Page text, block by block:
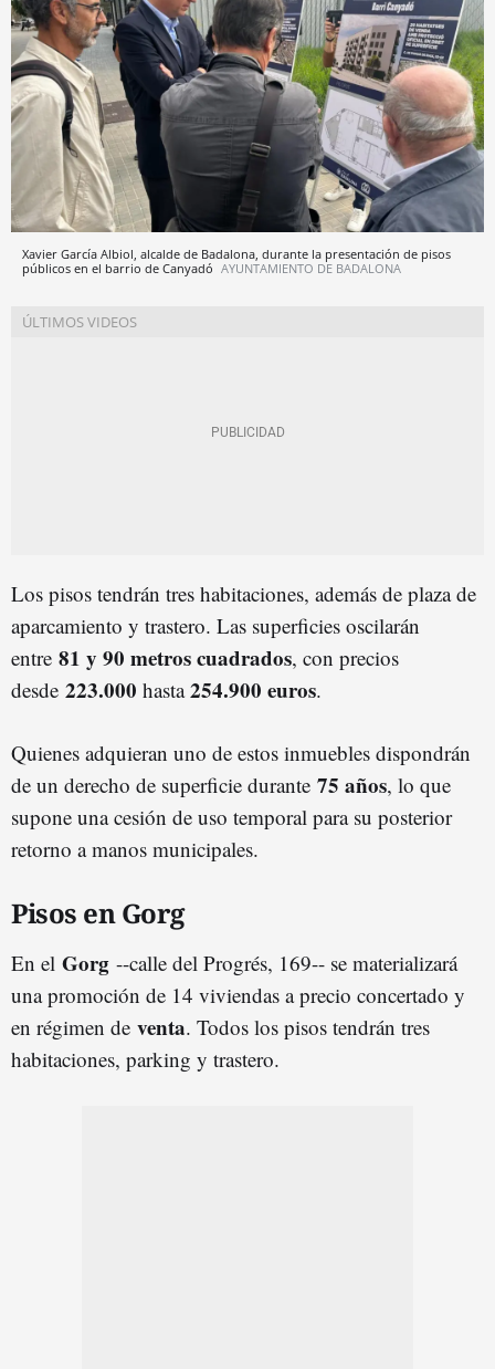
Xavier García Albiol, alcalde de Badalona, durante la presentación de pisos
públicos en el barrio de Canyadó AYUNTAMIENTO DE BADALONA
Los pisos tendrán tres habitaciones, además de plaza de
aparcamiento y trastero. Las superficies oscilarán
entre 81 y 90 metros cuadrados, con precios
desde 223.000 hasta254.900 euros.
Quienes adquieran uno de estos inmuebles dispondrán
de un derecho de superficie durante 75 años, lo que
supone una cesión de uso temporal para su posterior
retorno a manos municipales.
Pisos en Gorg
En el Gorg --calle del Progrés, 169-- se materializará
una promoción de 14 viviendas a precio concertado y
en régimen de venta. Todos los pisos tendrán tres
habitaciones, parking y trastero.